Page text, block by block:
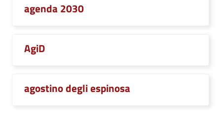
agenda 2030
AgiD
agostino degli espinosa